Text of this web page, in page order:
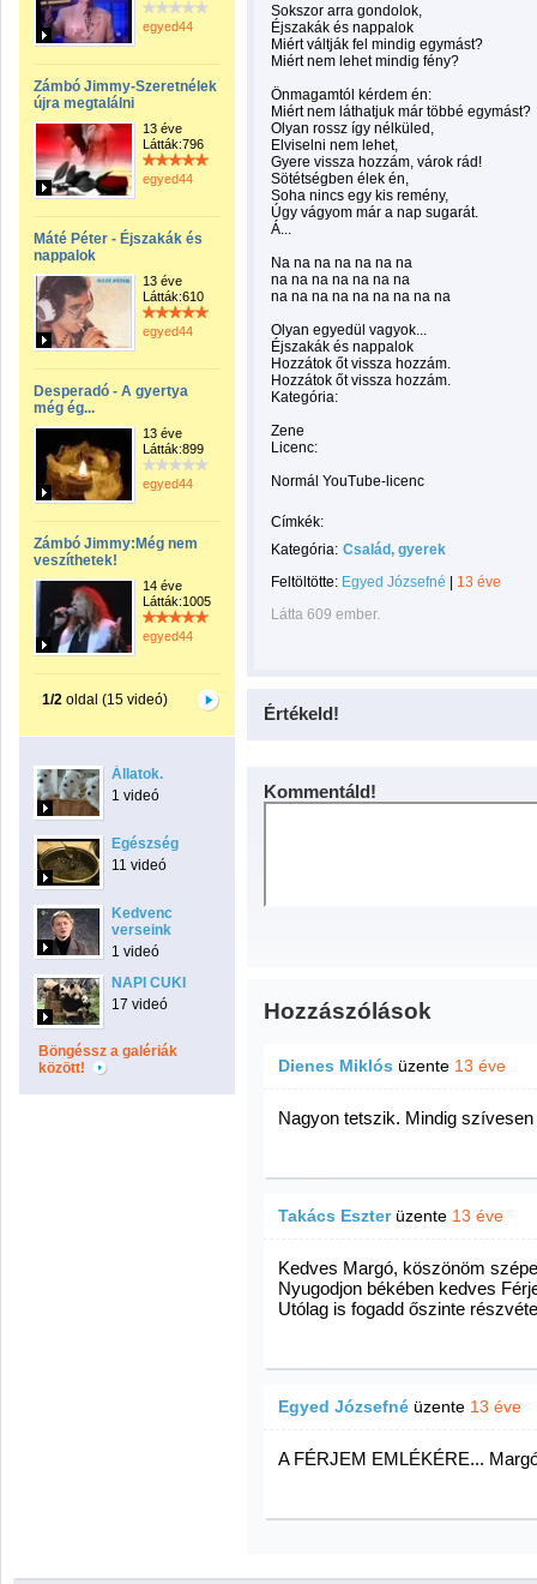
egyed44
Zámbó Jimmy-Szeretnélek
újra megtalálni
13 éve
Látták:796
egyed44
Máté Péter - Éjszakák és
nappalok
13 éve
Látták:610
egyed44
Desperadó - A gyertya
még ég...
13 éve
Látták:899
egyed44
Zámbó Jimmy:Még nem
veszíthetek!
14 éve
Látták:1005
egyed44
1/2oldal (15 videó)
Állatok.
1 videó
Egészség
11 videó
Kedvenc
verseink
1 videó
NAPI CUKI
17 videó
Böngéssz a galériák
között!
Sokszor arra gondolok,
Éjszakák és nappalok
Miért váltják fel mindig egymást?
Miért nem lehet mindig fény?
Önmagamtól kérdem én:
Miért nem láthatjuk már többé egymást?
Olyan rossz így nélküled,
Elviselni nem lehet,
Gyere vissza hozzám, várok rád!
Sötétségben élek én,
Soha nincs egy kis remény,
Úgy vágyom már a nap sugarát.
Á...
Na na na na na na na
na na na na na na na
na na na na na na na na na
Olyan egyedül vagyok...
Éjszakák és nappalok
Hozzátok őt vissza hozzám.
Hozzátok őt vissza hozzám.
Kategória:
Zene
Licenc:
Normál YouTube-licenc
Címkék:
Kategória: Család, gyerek
Feltöltötte: Egyed Józsefné
13 éve
Látta 609 ember.
Értékeld!
Kommentáld!
Hozzászólások
Dienes Miklós üzente 13 éve
Nagyon tetszik. Mindig szívesen
Takács Eszterüzente 13 éve
Kedves Margó, köszönöm
Nyugodjon békében kedves
Utólag is fogadd őszinte
Egyed Józsefné üzente 13 éve
A FÉRJEM EMLÉKÉRE...